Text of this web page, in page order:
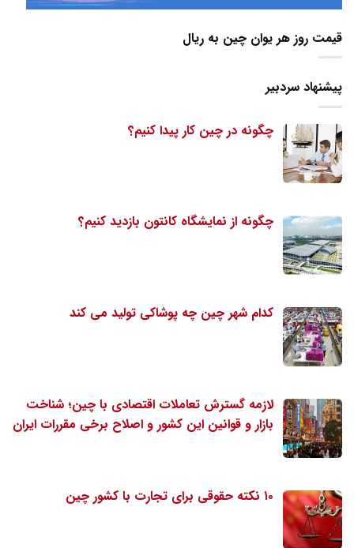
قیمت روز هر یوان چین به ریال
پیشنهاد سردبیر
چگونه در چین کار پیدا کنیم؟
چگونه از نمایشگاه کانتون بازدید کنیم؟
کدام شهر چین چه پوشاکی تولید می کند
لازمه گسترش تعاملات اقتصادی با چین؛ شناخت
بازار و قوانین این کشور و اصلاح برخی مقررات ایران
۱۰ نکته حقوقی برای تجارت با کشور چین